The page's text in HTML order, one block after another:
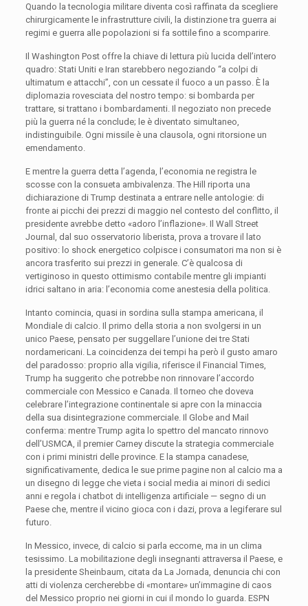
Quando la tecnologia militare diventa così raffinata da scegliere
chirurgicamente le infrastrutture civili, la distinzione tra guerra ai
regimi e guerra alle popolazioni si fa sottile fino a scomparire.
Il Washington Post offre la chiave di lettura più lucida dell’intero
quadro: Stati Uniti e Iran starebbero negoziando “a colpi di
ultimatum e attacchi”, con un cessate il fuoco a un passo. È la
diplomazia rovesciata del nostro tempo: si bombarda per
trattare, si trattano i bombardamenti. Il negoziato non precede
più la guerra né la conclude; le è diventato simultaneo,
indistinguibile. Ogni missile è una clausola, ogni ritorsione un
emendamento.
E mentre la guerra detta l’agenda, l’economia ne registra le
scosse con la consueta ambivalenza. The Hill riporta una
dichiarazione di Trump destinata a entrare nelle antologie: di
fronte ai picchi dei prezzi di maggio nel contesto del conflitto, il
presidente avrebbe detto «adoro l’inflazione». Il Wall Street
Journal, dal suo osservatorio liberista, prova a trovare il lato
positivo: lo shock energetico colpisce i consumatori ma non si è
ancora trasferito sui prezzi in generale. C’è qualcosa di
vertiginoso in questo ottimismo contabile mentre gli impianti
idrici saltano in aria: l’economia come anestesia della politica.
Intanto comincia, quasi in sordina sulla stampa americana, il
Mondiale di calcio. Il primo della storia a non svolgersi in un
unico Paese, pensato per suggellare l’unione dei tre Stati
nordamericani. La coincidenza dei tempi ha però il gusto amaro
del paradosso: proprio alla vigilia, riferisce il Financial Times,
Trump ha suggerito che potrebbe non rinnovare l’accordo
commerciale con Messico e Canada. Il torneo che doveva
celebrare l’integrazione continentale si apre con la minaccia
della sua disintegrazione commerciale. Il Globe and Mail
conferma: mentre Trump agita lo spettro del mancato rinnovo
dell’USMCA, il premier Carney discute la strategia commerciale
con i primi ministri delle province. E la stampa canadese,
significativamente, dedica le sue prime pagine non al calcio ma a
un disegno di legge che vieta i social media ai minori di sedici
anni e regola i chatbot di intelligenza artificiale — segno di un
Paese che, mentre il vicino gioca con i dazi, prova a legiferare sul
futuro.
In Messico, invece, di calcio si parla eccome, ma in un clima
tesissimo. La mobilitazione degli insegnanti attraversa il Paese, e
la presidente Sheinbaum, citata da La Jornada, denuncia chi con
atti di violenza cercherebbe di «montare» un’immagine di caos
del Messico proprio nei giorni in cui il mondo lo guarda. ESPN